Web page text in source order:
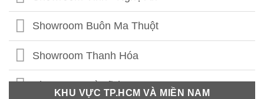
Showroom Thái Bình
Showroom Vĩnh Phúc
Showroom Thái Nguyên
Showroom Buôn Ma Thuột
Showroom Thanh Hóa
Showroom Hà Tĩnh
KHU VỰC TP.HCM VÀ MIỀN NAM